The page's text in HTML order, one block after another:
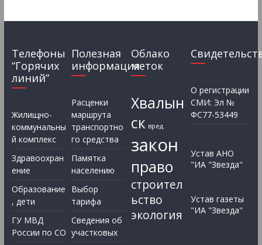
Телефоны
“Горячих
линий”
Жилищно-
коммунальны
й комплекс
Здравоохран
ение
Образование
, дети
ГУ МВД
России по СО
Полезная
информация
Расценки
маршрута
транспортно
го средства
Памятка
населению
Выбор
тарифа
Сведения об
участковых
Облако
меток
Хвалын
ск вред
закон
право
строител
ьство
экология
О регистрации
СМИ: Эл №
ФС77-53449
Устав АНО
"ИА "Звезда"
Устав газеты
"ИА "Звезда"